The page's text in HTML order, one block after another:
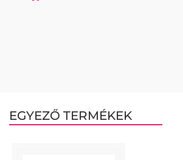
EGYEZŐ TERMÉKEK